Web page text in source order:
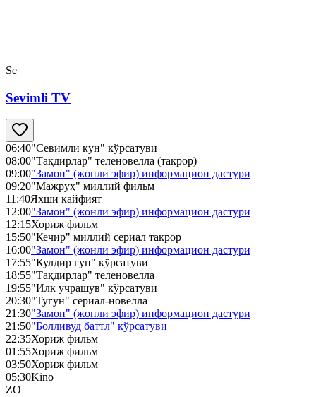
Se
Sevimli TV
06:40"Севимли кун" кўрсатуви
08:00"Тақдирлар" теленовелла (такрор)
09:00"Замон" (жонли эфир) информацион дастури
09:20"Мажруҳ" миллий фильм
11:40Яхши кайфият
12:00"Замон" (жонли эфир) информацион дастури
12:15Хориж фильм
15:50"Кечир" миллий сериал такрор
16:00"Замон" (жонли эфир) информацион дастури
17:55"Кулдир гуп" кўрсатуви
18:55"Тақдирлар" теленовелла
19:55"Илк учрашув" кўрсатуви
20:30"Тугун" сериал-новелла
21:30"Замон" (жонли эфир) информацион дастури
21:50"Болливуд баттл" кўрсатуви
22:35Хориж фильм
01:55Хориж фильм
03:50Хориж фильм
05:30Kino
ZO